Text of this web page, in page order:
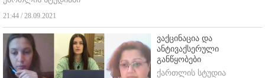
21:44 / 28.09.2021
ვაქცინაცია და
ანტივაქსერული
განწყობები
ქართლის სტუდია